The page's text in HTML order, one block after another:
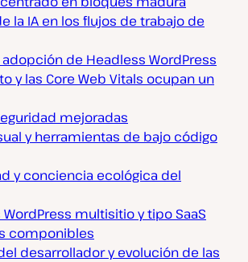
la IA en los flujos de trabajo de
adopción de Headless WordPress
y las Core Web Vitals ocupan un
mejoradas
y herramientas de bajo código
y conciencia ecológica del
multisitio y tipo SaaS
componibles
desarrollador y evolución de las